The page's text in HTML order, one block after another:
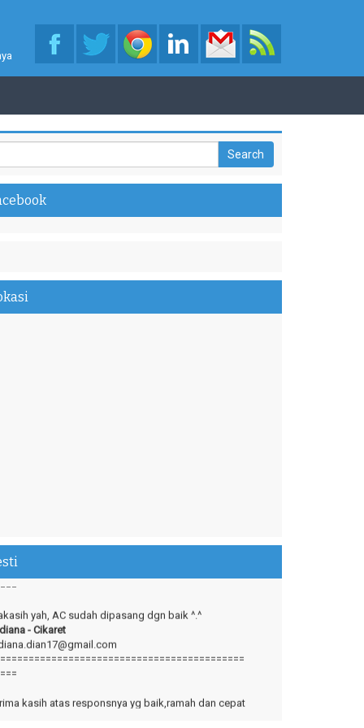
- Cikaret
menyelesaikan setiap permasalahan